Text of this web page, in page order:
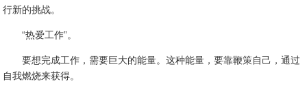
行新的挑战。
“热爱工作”。
要想完成工作，需要巨大的能量。这种能量，要靠鞭策自己，通过
自我燃烧来获得。